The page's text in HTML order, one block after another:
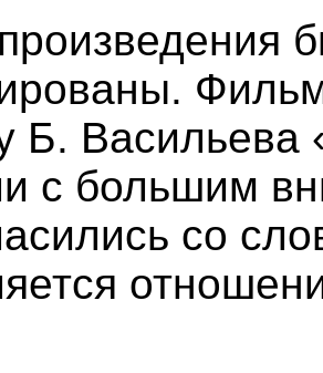
Б. Васильева
с большим
со